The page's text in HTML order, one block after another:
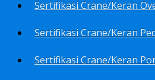
Sertifikasi Crane/Keran
Sertifikasi Crane/Keran
Sertifikasi Crane/Keran